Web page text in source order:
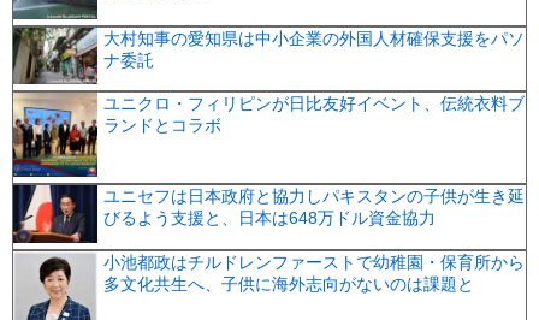
大村知事の愛知県は中小企業の外国人材確保支援をパソ
ナ委託
ユニクロ・フィリピンが日比友好イベント、伝統衣料ブ
ランドとコラボ
ユニセフは日本政府と協力しパキスタンの子供が生き延
びるよう支援と、日本は648万ドル資金協力
小池都政はチルドレンファーストで幼稚園・保育所から
多文化共生へ、子供に海外志向がないのは課題と